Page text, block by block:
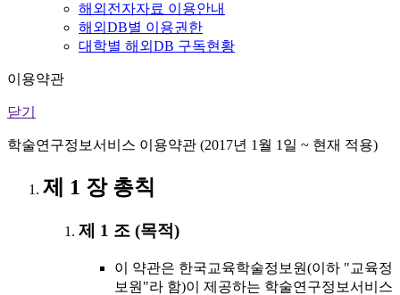
해외전자자료 이용안내
해외DB별 이용권한
대학별 해외DB 구독현황
이용약관
닫기
학술연구정보서비스 이용약관 (2017년 1월 1일 ~ 현재 적용)
제 1 장 총칙
제 1 조 (목적)
이 약관은 한국교육학술정보원(이하 "교육정
보원"라 함)이 제공하는 학술연구정보서비스